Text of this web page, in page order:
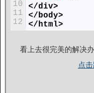
10
11
12
</div>
</body>
</html>
看上去很完美的解决
点